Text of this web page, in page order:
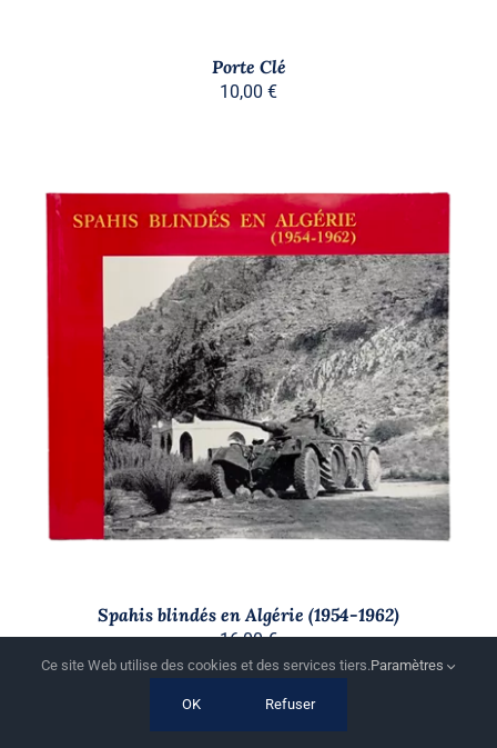
Porte Clé
10,00 €
AJOUTER AU PANIER
/
DÉTAILS
Spahis blindés en Algérie (1954-1962)
16,00€
Ce site Web utilise des cookies et des services tiers.Paramètres
OK Refuser